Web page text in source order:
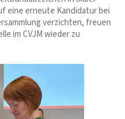
eine erneute Kandidatur bei
verzichten, freuen
im CVJM wieder zu